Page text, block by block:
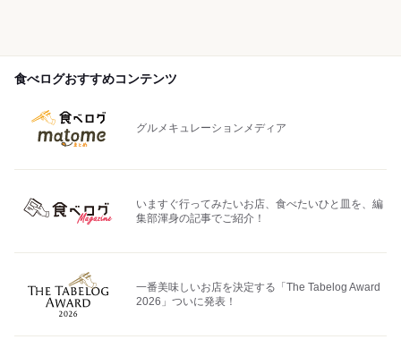
食べログおすすめコンテンツ
グルメキュレーションメディア
いますぐ行ってみたいお店、食べたいひと皿を、編
集部渾身の記事でご紹介！
一番美味しいお店を決定する「The Tabelog Award
2026」ついに発表！